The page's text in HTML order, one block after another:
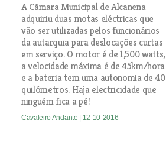
A Câmara Municipal de Alcanena
adquiriu duas motas eléctricas que
vão ser utilizadas pelos funcionários
da autarquia para deslocações curtas
em serviço. O motor é de 1,500 watts,
a velocidade máxima é de 45km/hora
e a bateria tem uma autonomia de 40
quilómetros. Haja electricidade que
ninguém fica a pé!
Cavaleiro Andante | 12-10-2016